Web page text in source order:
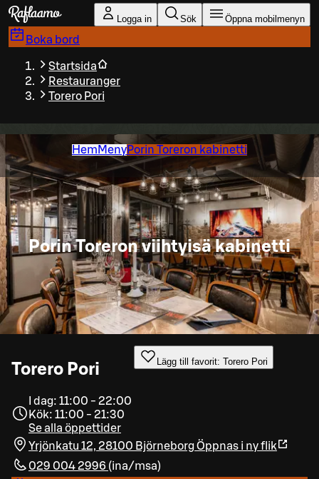
Gå till huvudinnehållet
Logga in Sök Öppna mobilmenyn
Boka bord
Startsida
Restauranger
Torero Pori
Hem MenyPorin Toreron kabinetti
Porin Toreron viihtyisä kabinetti
Torero Pori Lägg till favorit: Torero Pori
I dag: 11:00 - 22:00
Kök: 11:00 - 21:30
Se alla öppettider
Yrjönkatu 12, 28100 BjörneborgÖppnas i ny flik
029 004 2996 (ina/msa)